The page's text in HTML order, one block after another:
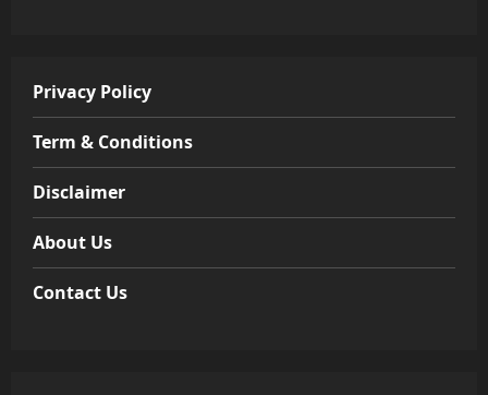
Privacy Policy
Term & Conditions
Disclaimer
About Us
Contact Us